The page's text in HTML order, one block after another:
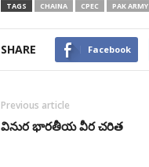
TAGS CHAINA CPEC PAK ARMY
SHARE Facebook
Previous article
వినుర భారతీయ వీర చరిత